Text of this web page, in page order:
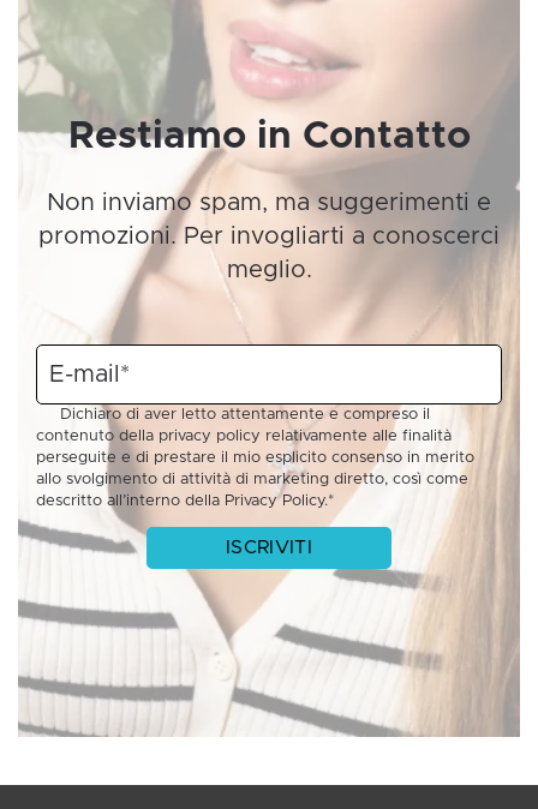
Restiamo in Contatto
Non inviamo spam, ma suggerimenti e
promozioni. Per invogliarti a conoscerci
meglio.